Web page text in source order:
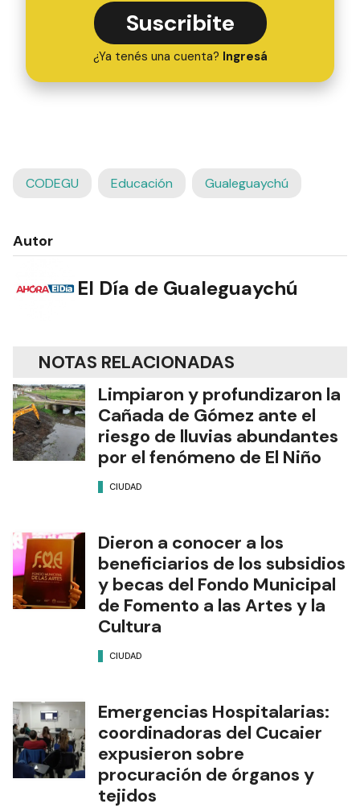
Suscribite
¿Ya tenés una cuenta? Ingresá
CODEGU Educación Gualeguaychú
Autor
El Día de Gualeguaychú
NOTAS RELACIONADAS
Limpiaron y profundizaron la
Cañada de Gómez ante el
riesgo de lluvias abundantes
por el fenómeno de El Niño
CIUDAD
Dieron a conocer a los
beneficiarios de los subsidios
y becas del Fondo Municipal
de Fomento a las Artes y la
Cultura
CIUDAD
Emergencias Hospitalarias:
coordinadoras del Cucaier
expusieron sobre
procuración de órganos y
tejidos